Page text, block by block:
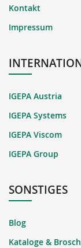
Kontakt
Impressum
IGEPA Austria
IGEPA Systems
IGEPA Viscom
IGEPA Group
SONSTIGES
Blog
Kataloge &